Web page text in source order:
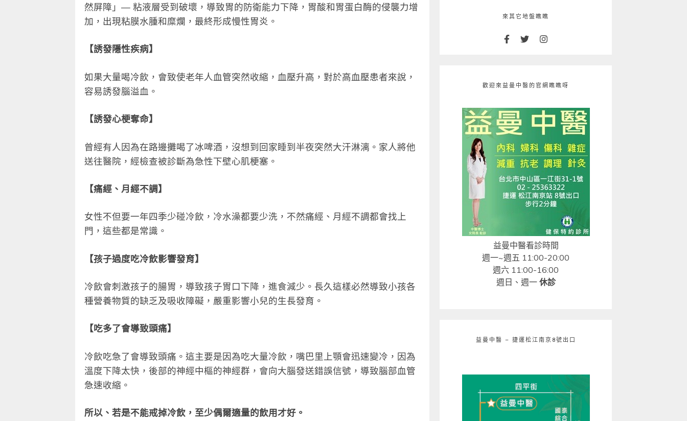
然屏障」— 粘液層受到破壞，導致胃的防衛能力下降，胃酸和胃蛋白酶的侵襲力增
加，出現粘膜水腫和糜爛，最終形成慢性胃炎。
【誘發隱性疾病】
如果大量喝冷飲，會致使老年人血管突然收縮，血壓升高，對於高血壓患者來說，
容易誘發腦溢血。
【誘發心梗奪命】
曾經有人因為在路邊攤喝了冰啤酒，沒想到回家睡到半夜突然大汗淋漓。家人將他
送往醫院，經檢查被診斷為急性下壁心肌梗塞。
【痛經、月經不調】
女性不但要一年四季少碰冷飲，冷水澡都要少洗，不然痛經、月經不調都會找上
門，這些都是常識。
【孩子過度吃冷飲影響發育】
冷飲會刺激孩子的腸胃，導致孩子胃口下降，進食減少。長久這樣必然導致小孩各
種營養物質的缺乏及吸收障礙，嚴重影響小兒的生長發育。
【吃多了會導致頭痛】
冷飲吃急了會導致頭痛。這主要是因為吃大量冷飲，嘴巴里上顎會迅速變冷，因為
溫度下降太快，後部的神經中樞的神經群，會向大腦發送錯誤信號，導致腦部血管
急速收縮。
所以、若是不能戒掉冷飲，至少偶爾適量的飲用才好。
來其它地盤瞧瞧
歡迎來益曼中醫的官網瞧瞧呀
益曼中醫看診時間
週一~週五 11:00-20:00
週六 11:00-16:00
週日、週一 休診
益曼中醫 – 捷運松江南京8號出口